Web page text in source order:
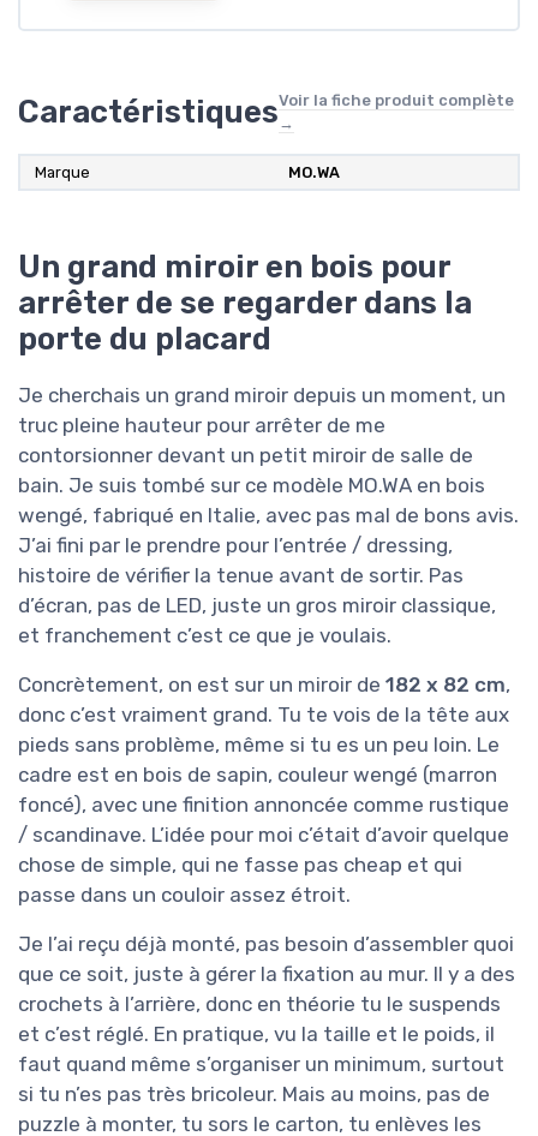
CaractéristiquesVoir la fiche produit complète
→
Marque MO.WA
Un grand miroir en bois pour
arrêter de se regarder dans la
porte du placard
Je cherchais un grand miroir depuis un moment, un
truc pleine hauteur pour arrêter de me
contorsionner devant un petit miroir de salle de
bain. Je suis tombé sur ce modèle MO.WA en bois
wengé, fabriqué en Italie, avec pas mal de bons avis.
J’ai fini par le prendre pour l’entrée / dressing,
histoire de vérifier la tenue avant de sortir. Pas
d’écran, pas de LED, juste un gros miroir classique,
et franchement c’est ce que je voulais.
Concrètement, on est sur un miroir de 182 x 82 cm,
donc c’est vraiment grand. Tu te vois de la tête aux
pieds sans problème, même si tu es un peu loin. Le
cadre est en bois de sapin, couleur wengé (marron
foncé), avec une finition annoncée comme rustique
/ scandinave. L’idée pour moi c’était d’avoir quelque
chose de simple, qui ne fasse pas cheap et qui
passe dans un couloir assez étroit.
Je l’ai reçu déjà monté, pas besoin d’assembler quoi
que ce soit, juste à gérer la fixation au mur. Il y a des
crochets à l’arrière, donc en théorie tu le suspends
et c’est réglé. En pratique, vu la taille et le poids, il
faut quand même s’organiser un minimum, surtout
si tu n’es pas très bricoleur. Mais au moins, pas de
puzzle à monter, tu sors le carton, tu enlèves les